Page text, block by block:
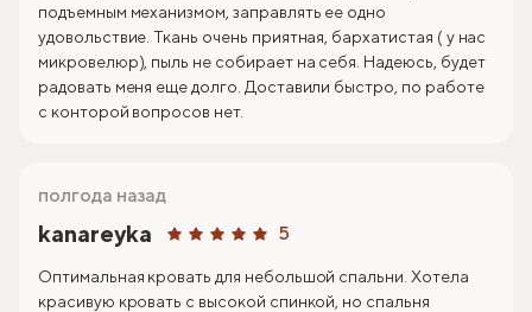
подъемным механизмом, заправлять ее одно
удовольствие. Ткань очень приятная, бархатистая ( у нас
микровелюр), пыль не собирает на себя. Надеюсь, будет
радовать меня еще долго. Доставили быстро, по работе
с конторой вопросов нет.
kanareyka 5
полгода назад
Оптимальная кровать для небольшой спальни. Хотела
красивую кровать с высокой спинкой, но спальня